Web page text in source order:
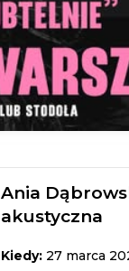
Ania
akustyczna
Kiedy: 27 marca